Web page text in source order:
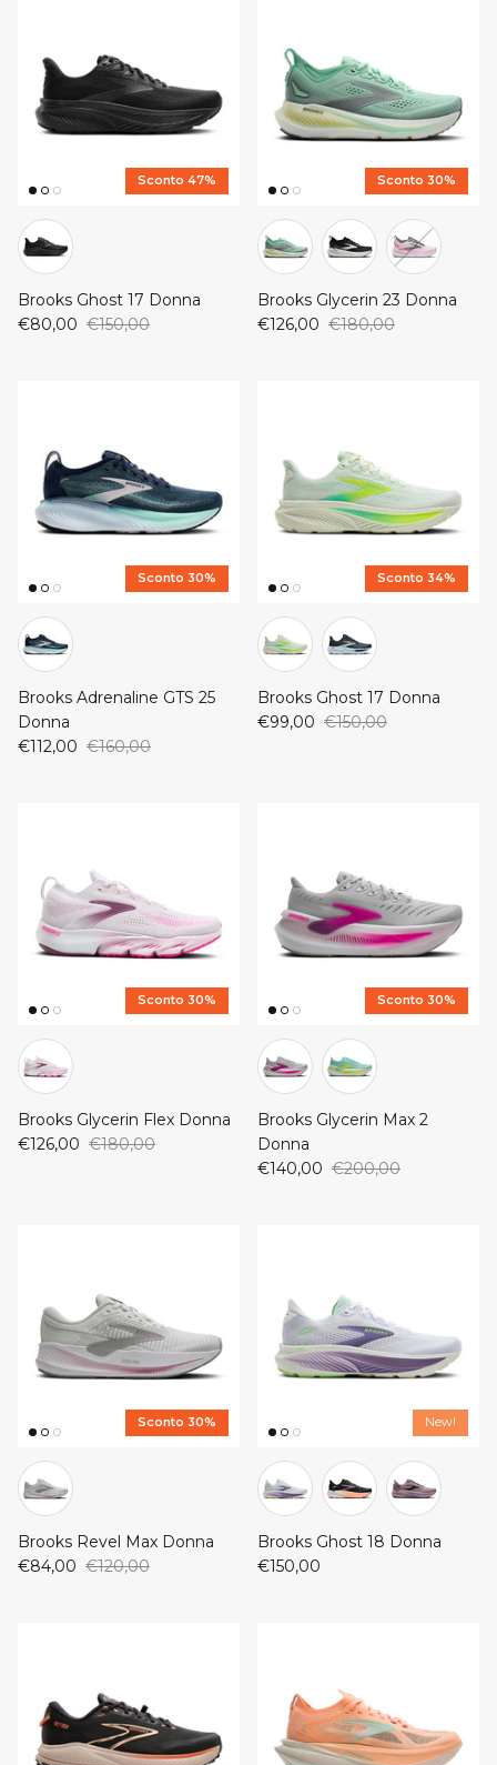
ON
Saucony
Saucony
Sconto 47%
Brooks Ghost 17 Donna
€80,00 €150,00
Sconto 30%
Brooks Glycerin 23 Donna
€126,00 €180,00
Sconto 30%
Brooks Adrenaline GTS 25
Donna
€112,00 €160,00
Sconto 34%
Brooks Ghost 17 Donna
€99,00 €150,00
Sconto 30%
Brooks Glycerin Flex Donna
€126,00 €180,00
Sconto 30%
Brooks Glycerin Max 2
Donna
€140,00 €200,00
Sconto 30%
Brooks Revel Max Donna
€84,00 €120,00
New!
Brooks Ghost 18 Donna
€150,00